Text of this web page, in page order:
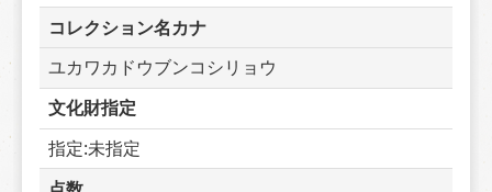
コレクション名カナ
ユカワカドウブンコシリョウ
文化財指定
指定:未指定